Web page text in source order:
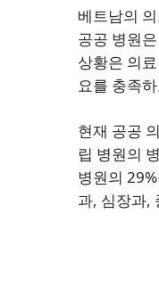
베트남의
공공 병원
상황은 의
요를 충족
현재 공공
립 병원의
병원의
과, 심장과,